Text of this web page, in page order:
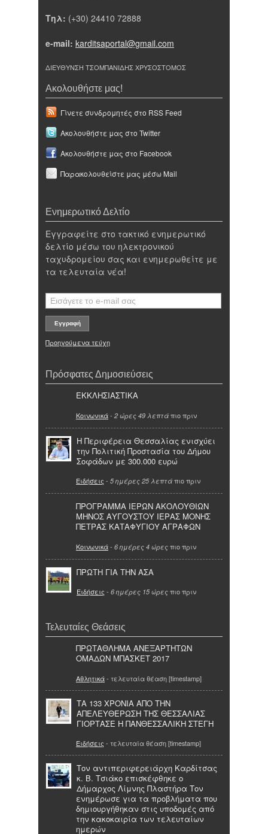
Τηλ: (+30) 24410 72888
e-mail: karditsaportal@gmail.com
ΔΙΕΥΘΥΝΣΗ ΤΣΟΜΠΑΝΙΔΗΣ ΧΡΥΣΟΣΤΟΜΟΣ
Ακολουθήστε μας!
Γίνετε συνδρομητές στο RSS Feed
Ακολουθήστε μας στο Twitter
Ακολουθήστε μας στο Facebook
Παρακολουθείστε μας μέσω Mail
Ενημερωτικό Δελτίο
Εγγραφείτε στο τακτικό ενημερωτικό
δελτίο μέσω του ηλεκτρονικού
ταχυδρομείου σας και ενημερωθείτε με
τα τελευταία νέα!
Προηγούμενα τεύχη
Πρόσφατες Δημοσιεύσεις
ΕΚΚΛΗΣΙΑΣΤΙΚΑ
Κοινωνικά- 2 ώρες 49 λεπτά πιο πριν
Η Περιφέρεια Θεσσαλίας ενισχύει
την Πολιτική Προστασία του Δήμου
Σοφάδων με 300.000 ευρώ
Ειδήσεις - 5 ημέρες 25 λεπτά πιο πριν
ΠΡΟΓΡΑΜΜΑ ΙΕΡΩΝ ΑΚΟΛΟΥΘΙΩΝ
ΜΗΝΟΣ ΑΥΓΟΥΣΤΟΥ ΙΕΡΑΣ ΜΟΝΗΣ
ΠΕΤΡΑΣ ΚΑΤΑΦΥΓΙΟΥ ΑΓΡΑΦΩΝ
Κοινωνικά- 6 ημέρες 4 ώρες πιο πριν
ΠΡΩΤΗ ΓΙΑ ΤΗΝ ΑΣΑ
Ειδήσεις - 6 ημέρες 15 ώρες πιο πριν
Τελευταίες Θεάσεις
ΠΡΩΤΑΘΛΗΜΑ ΑΝΕΞΑΡΤΗΤΩΝ
ΟΜΑΔΩΝ ΜΠΑΣΚΕΤ 2017
Αθλητικά- τελευταία θέαση [timestamp]
ΤΑ 133 ΧΡΟΝΙΑ ΑΠΟ ΤΗΝ
ΑΠΕΛΕΥΘΕΡΩΣΗ ΤΗΣ ΘΕΣΣΑΛΙΑΣ
ΓΙΟΡΤΑΣΕ Η ΠΑΝΘΕΣΣΑΛΙΚΗ ΣΤΕΓΗ
Ειδήσεις - τελευταία θέαση [timestamp]
Τον αντιπεριφερειάρχη Καρδίτσας
κ. Β. Τσιάκο επισκέφθηκε ο
Δήμαρχος Λίμνης Πλαστήρα Τον
ενημέρωσε για τα προβλήματα που
δημιουργήθηκαν στις υποδομές από
την κακοκαιρία των τελευταίων
ημερών